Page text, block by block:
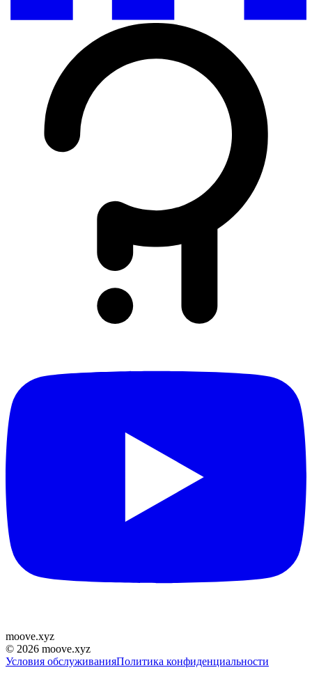
moove.xyz
© 2026 moove.xyz
Условия обслуживанияПолитика конфиденциальности